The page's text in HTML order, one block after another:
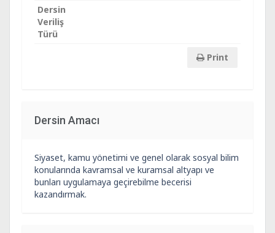
Dersin
Veriliş
Türü
Print
Dersin Amacı
Siyaset, kamu yönetimi ve genel olarak sosyal bilim
konularında kavramsal ve kuramsal altyapı ve
bunları uygulamaya geçirebilme becerisi
kazandırmak.